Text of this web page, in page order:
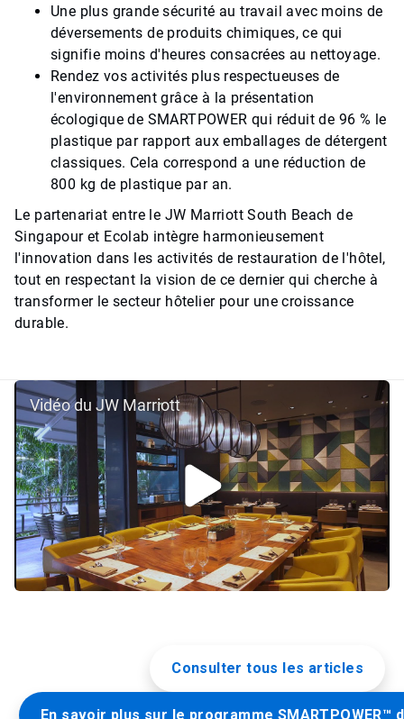
Une plus grande sécurité au travail avec moins de
déversements de produits chimiques, ce qui
signifie moins d'heures consacrées au nettoyage.
Rendez vos activités plus respectueuses de
l'environnement grâce à la présentation
écologique de SMARTPOWER qui réduit de 96 % le
plastique par rapport aux emballages de détergent
classiques. Cela correspond a une réduction de
800 kg de plastique par an.
Le partenariat entre le JW Marriott South Beach de
Singapour et Ecolab intègre harmonieusement
l'innovation dans les activités de restauration de l'hôtel,
tout en respectant la vision de ce dernier qui cherche à
transformer le secteur hôtelier pour une croissance
durable.
Vidéo du JW Marriott
Consulter tous les articles
En savoir plus sur le programme SMARTPOWER™